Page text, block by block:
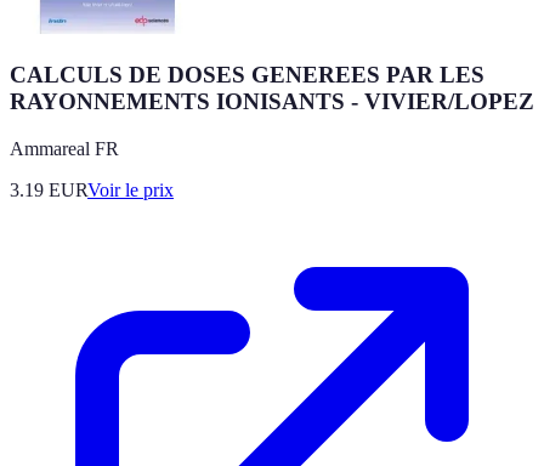
CALCULS DE DOSES GENEREES PAR LES
RAYONNEMENTS IONISANTS - VIVIER/LOPEZ
Ammareal FR
3.19 EURVoir le prix